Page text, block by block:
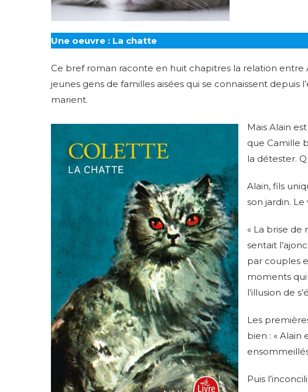
Une oeuvre : La chatte
Ce bref roman raconte en huit chapitres la relation entre
jeunes gens de familles aisées qui se connaissent depuis
marient.
Mais Alain
que Camille
la détester.
Alain, fils
son jardin. Le
« La brise de
sentait
par couples
moments qui
l’illusion de
Les
bien : « Alain
Puis